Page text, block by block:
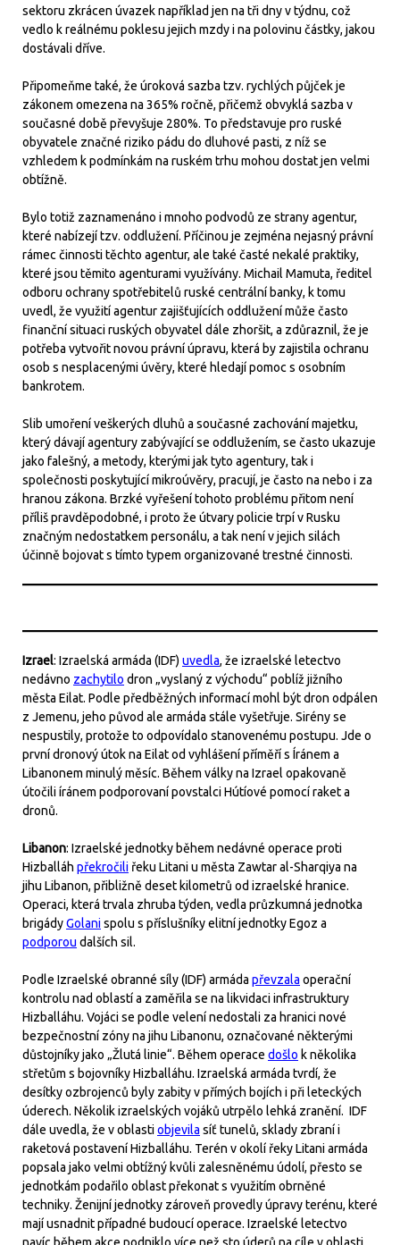
sektoru zkrácen úvazek například jen na tři dny v týdnu, což
vedlo k reálnému poklesu jejich mzdy i na polovinu částky, jakou
dostávali dříve.
Připomeňme také, že úroková sazba tzv. rychlých půjček je
zákonem omezena na 365% ročně, přičemž obvyklá sazba v
současné době převyšuje 280%. To představuje pro ruské
obyvatele značné riziko pádu do dluhové pasti, z níž se
vzhledem k podmínkám na ruském trhu mohou dostat jen velmi
obtížně.
Bylo totiž zaznamenáno i mnoho podvodů ze strany agentur,
které nabízejí tzv. oddlužení. Příčinou je zejména nejasný právní
rámec činnosti těchto agentur, ale také časté nekalé praktiky,
které jsou těmito agenturami využívány. Michail Mamuta, ředitel
odboru ochrany spotřebitelů ruské centrální banky, k tomu
uvedl, že využití agentur zajišťujících oddlužení může často
finanční situaci ruských obyvatel dále zhoršit, a zdůraznil, že je
potřeba vytvořit novou právní úpravu, která by zajistila ochranu
osob s nesplacenými úvěry, které hledají pomoc s osobním
bankrotem.
Slib umoření veškerých dluhů a současné zachování majetku,
který dávají agentury zabývající se oddlužením, se často ukazuje
jako falešný, a metody, kterými jak tyto agentury, tak i
společnosti poskytující mikroúvěry, pracují, je často na nebo i za
hranou zákona. Brzké vyřešení tohoto problému přitom není
příliš pravděpodobné, i proto že útvary policie trpí v Rusku
značným nedostatkem personálu, a tak není v jejich silách
účinně bojovat s tímto typem organizované trestné činnosti.
Izrael: Izraelská armáda (IDF) uvedla, že izraelské letectvo
nedávno zachytilo dron „vyslaný z východu“ poblíž jižního
města Eilat. Podle předběžných informací mohl být dron odpálen
z Jemenu, jeho původ ale armáda stále vyšetřuje. Sirény se
nespustily, protože to odpovídalo stanovenému postupu. Jde o
první dronový útok na Eilat od vyhlášení příměří s Íránem a
Libanonem minulý měsíc. Během války na Izrael opakovaně
útočili íránem podporovaní povstalci Hútíové pomocí raket a
dronů.
Libanon: Izraelské jednotky během nedávné operace proti
Hizballáh překročili řeku Litani u města Zawtar al-Sharqiya na
jihu Libanon, přibližně deset kilometrů od izraelské hranice.
Operaci, která trvala zhruba týden, vedla průzkumná jednotka
brigádyGolanispolu s příslušníky elitní jednotky Egoz a
podporou dalších sil.
Podle Izraelské obranné síly (IDF) armáda převzala operační
kontrolu nad oblastí a zaměřila se na likvidaci infrastruktury
Hizballáhu. Vojáci se podle velení nedostali za hranici nové
bezpečnostní zóny na jihu Libanonu, označované některými
důstojníky jako „Žlutá linie“. Během operace došlo k několika
střetům s bojovníky Hizballáhu. Izraelská armáda tvrdí, že
desítky ozbrojenců byly zabity v přímých bojích i při leteckých
úderech. Několik izraelských vojáků utrpělo lehká zranění. IDF
dále uvedla, že v oblastiobjevila síť tunelů, sklady zbraní i
raketová postavení Hizballáhu. Terén v okolí řeky Litani armáda
popsala jako velmi obtížný kvůli zalesněnému údolí, přesto se
jednotkám podařilo oblast překonat s využitím obrněné
techniky. Ženijní jednotky zároveň provedly úpravy terénu, které
mají usnadnit případné budoucí operace. Izraelské letectvo